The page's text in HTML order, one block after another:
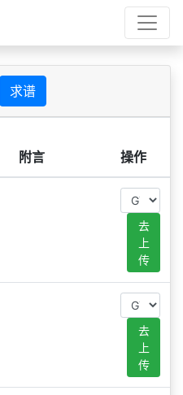
求谱
附言 操作
去
上
传
去
上
传